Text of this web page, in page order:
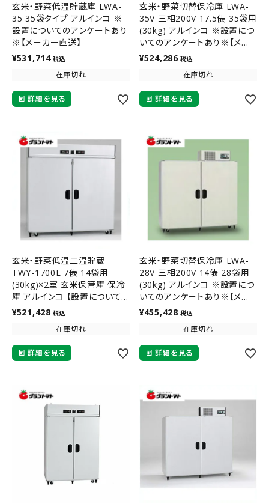
玄米・野菜低温貯蔵庫 LWA-
35 35袋タイプ アルインコ ※
設置についてのアンケートあり
※【メーカー直送】
¥531,714 税込
在庫切れ
詳細を見る
玄米・野菜切替保冷庫 LWA-
35V 三相200V 17.5俵 35袋用
(30kg) アルインコ ※設置につ
いてのアンケートあり※【メー
カー直送】
¥524,286 税込
在庫切れ
詳細を見る
玄米・野菜低温二温貯蔵
TWY-1700L 7俵 14袋用
(30kg)×2室 玄米保管庫 保冷
庫 アルインコ 【設置について
のアンケートあり】【メーカー直
¥521,428 税込
在庫切れ
詳細を見る
玄米・野菜切替保冷庫 LWA-
28V 三相200V 14俵 28袋用
(30kg) アルインコ ※設置につ
いてのアンケートあり※【メー
カー直送】
¥455,428 税込
在庫切れ
詳細を見る